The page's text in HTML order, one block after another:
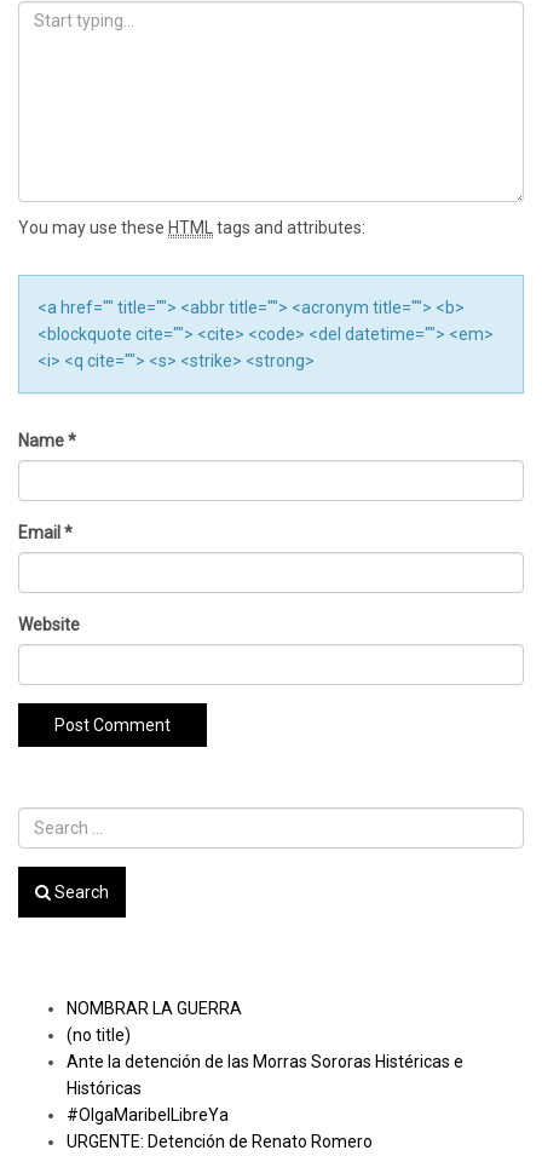
You may use these HTMLtags and attributes:
<a href="" title=""> <abbr title=""> <acronym title=""> <b>
<blockquote cite=""> <cite> <code> <del datetime=""> <em>
<i> <q cite=""> <s> <strike> <strong>
Name*
Email *
Website
Search
NOMBRAR LA GUERRA
(no title)
Ante la detención de las Morras Sororas Histéricas e
Históricas
#OlgaMaribelLibreYa
URGENTE: Detención de Renato Romero